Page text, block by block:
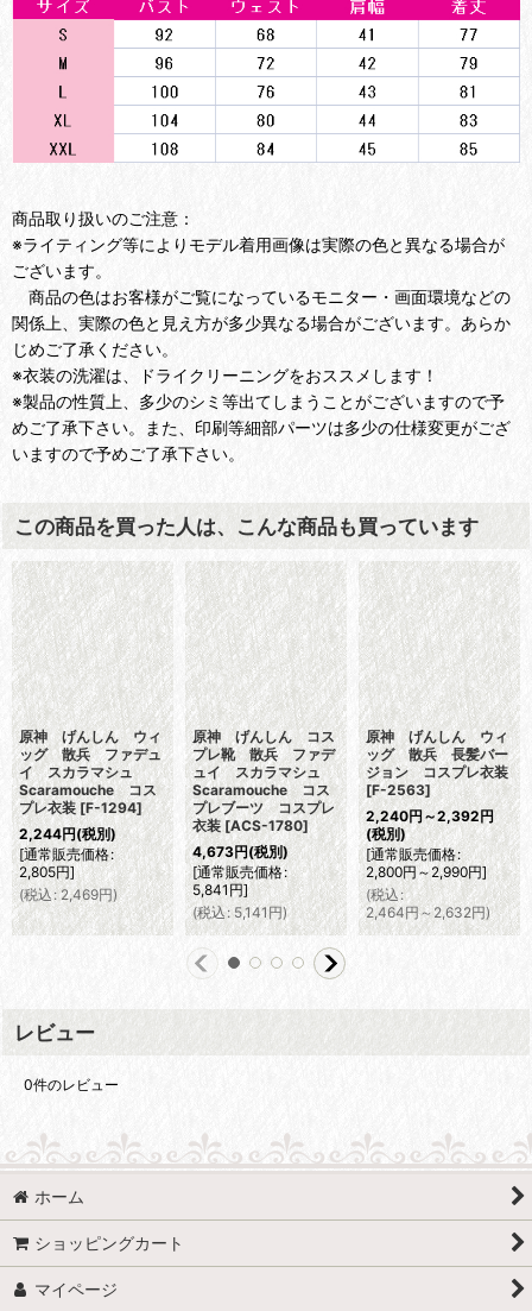
商品取り扱いのご注意：
※ライティング等によりモデル着用画像は実際の色と異なる場合が
ございます。
商品の色はお客様がご覧になっているモニター・画面環境などの
関係上、実際の色と見え方が多少異なる場合がございます。あらか
じめご了承ください。
※衣装の洗濯は、ドライクリーニングをおススメします！
※製品の性質上、多少のシミ等出てしまうことがございますので予
めご了承下さい。また、印刷等細部パーツは多少の仕様変更がござ
いますので予めご了承下さい。
この商品を買った人は、こんな商品も買っています
原神 げんしん ウィ
ッグ 散兵 ファデュ
イ スカラマシュ
Scaramouche コス
プレ衣装 [F-1294]
2,244円(税別)
[通常販売価格:
2,805円]
(税込 : 2,469円)
原神 げんしん コス
プレ靴 散兵 ファデ
ュイ スカラマシュ
Scaramouche コス
プレブーツ コスプレ
衣装 [ACS-1780]
4,673円(税別)
[通常販売価格:
5,841円]
(税込: 5,141円)
原神 げんしん ウィ
ッグ 散兵 長髪バー
ジョン コスプレ衣装
[F-2563]
2,240円～2,392円
(税別)
[通常販売価格:
2,800円～2,990円]
(税込 :
2,464円～2,632円)
レビュー
0件のレビュー
ホーム
ショッピングカート
マイページ